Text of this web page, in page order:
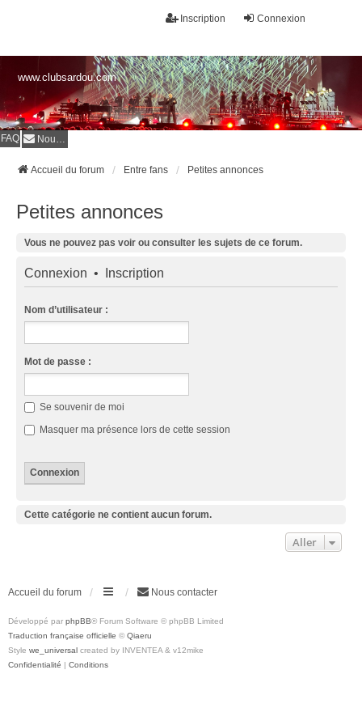
Connexion
Inscription
www.clubsardou.com
FAQ Nous contacter
Accueil du forum Entre fans Petites annonces
Petites annonces
Vous ne pouvez pas voir ou consulter les sujets de ce forum.
Connexion • Inscription
Nom d’utilisateur :
Mot de passe :
Se souvenir de moi
Masquer ma présence lors de cette session
Cette catégorie ne contient aucun forum.
Aller
Accueil du forum Nous contacter
Développé par phpBB® Forum Software © phpBB Limited
Traduction française officielle © Qiaeru
Style we_universal created by INVENTEA & v12mike
Confidentialité | Conditions